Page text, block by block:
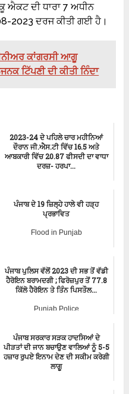
ਐਕਟ ਦੀ ਧਾਰਾ 7 ਅਧੀਨ
2023 ਦਰਜ ਕੀਤੀ ਗਈ ਹੈ।
ਕਾਂਗਰਸੀ ਆਗੂ
ਟਿੱਪਣੀ ਦੀ ਕੀਤੀ ਨਿੰਦਾ
2023-24 ਦੇ ਪਹਿਲੇ ਚਾਰ ਮਹੀਨਿਆਂ
ਦੌਰਾਨ ਜੀ.ਐਸ.ਟੀ ਵਿੱਚ 16.5 ਅਤੇ
ਆਬਕਾਰੀ ਵਿੱਚ 20.87 ਫੀਸਦੀ ਦਾ ਵਾਧਾ
ਦਰਜ਼- ਹਰਪਾ...
ਪੰਜਾਬ ਦੇ 19 ਜ਼ਿਲ੍ਹੇ ਹਾਲੇ ਵੀ ਹੜ੍ਹ
ਪ੍ਰਭਾਵਿਤ
Flood in Punjab
ਪੰਜਾਬ ਪੁਲਿਸ ਵੱਲੋਂ 2023 ਦੀ ਸਭ ਤੋਂ ਵੱਡੀ
ਹੈਰੋਇਨ ਬਰਾਮਦਗੀ ; ਫਿਰੋਜ਼ਪੁਰ ਤੋਂ 77.8
ਕਿੱਲੋ ਹੈਰੋਇਨ ਤੇ ਤਿੰਨ ਪਿਸਤੌਲ...
Punjab Police
ਪੰਜਾਬ ਸਰਕਾਰ ਸੜਕ ਹਾਦਸਿਆਂ ਦੇ
ਪੀੜਤਾਂ ਦੀ ਜਾਨ ਬਚਾਉਣ ਵਾਲਿਆਂ ਨੂੰ 5-5
ਹਜ਼ਾਰ ਰੁਪਏ ਇਨਾਮ ਦੇਣ ਦੀ ਸਕੀਮ ਕਰੇਗੀ
ਲਾਗੂ